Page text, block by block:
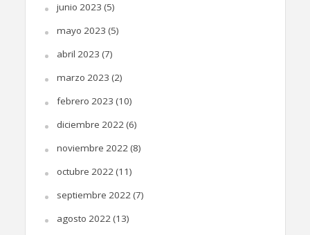
junio 2023 (5)
mayo 2023 (5)
abril 2023 (7)
marzo 2023 (2)
febrero 2023 (10)
diciembre 2022(6)
noviembre 2022(8)
octubre 2022(11)
septiembre 2022(7)
agosto 2022(13)